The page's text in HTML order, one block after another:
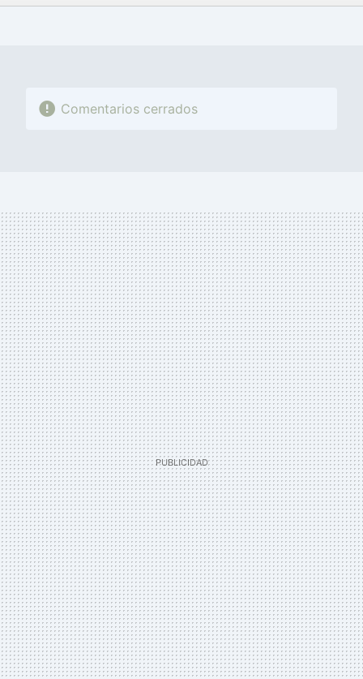
FACEBOOK
TWITTERFLIPBOARD
E-
WHATSAPP
Comentarios cerrados